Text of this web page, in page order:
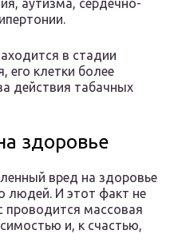
аутизма, сердечно-
в стадии
его клетки более
действия табачных
здоровье
вред на здоровье
людей. И этот факт не
проводится массовая
и, к счастью,